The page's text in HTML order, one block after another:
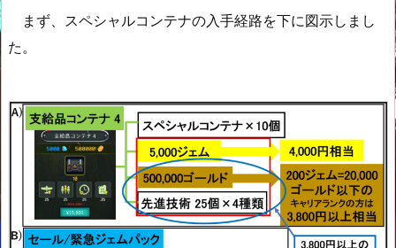
まず、スペシャルコンテナの入手経路を下に図示しまし
た。